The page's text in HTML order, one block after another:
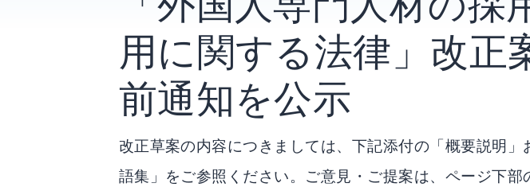
用に関する法律」改正
前通知を公示
改正草案の内容につきましては、下記添付の「概要説明」
語集」をご参照ください。ご意見・ご提案は、ページ下部